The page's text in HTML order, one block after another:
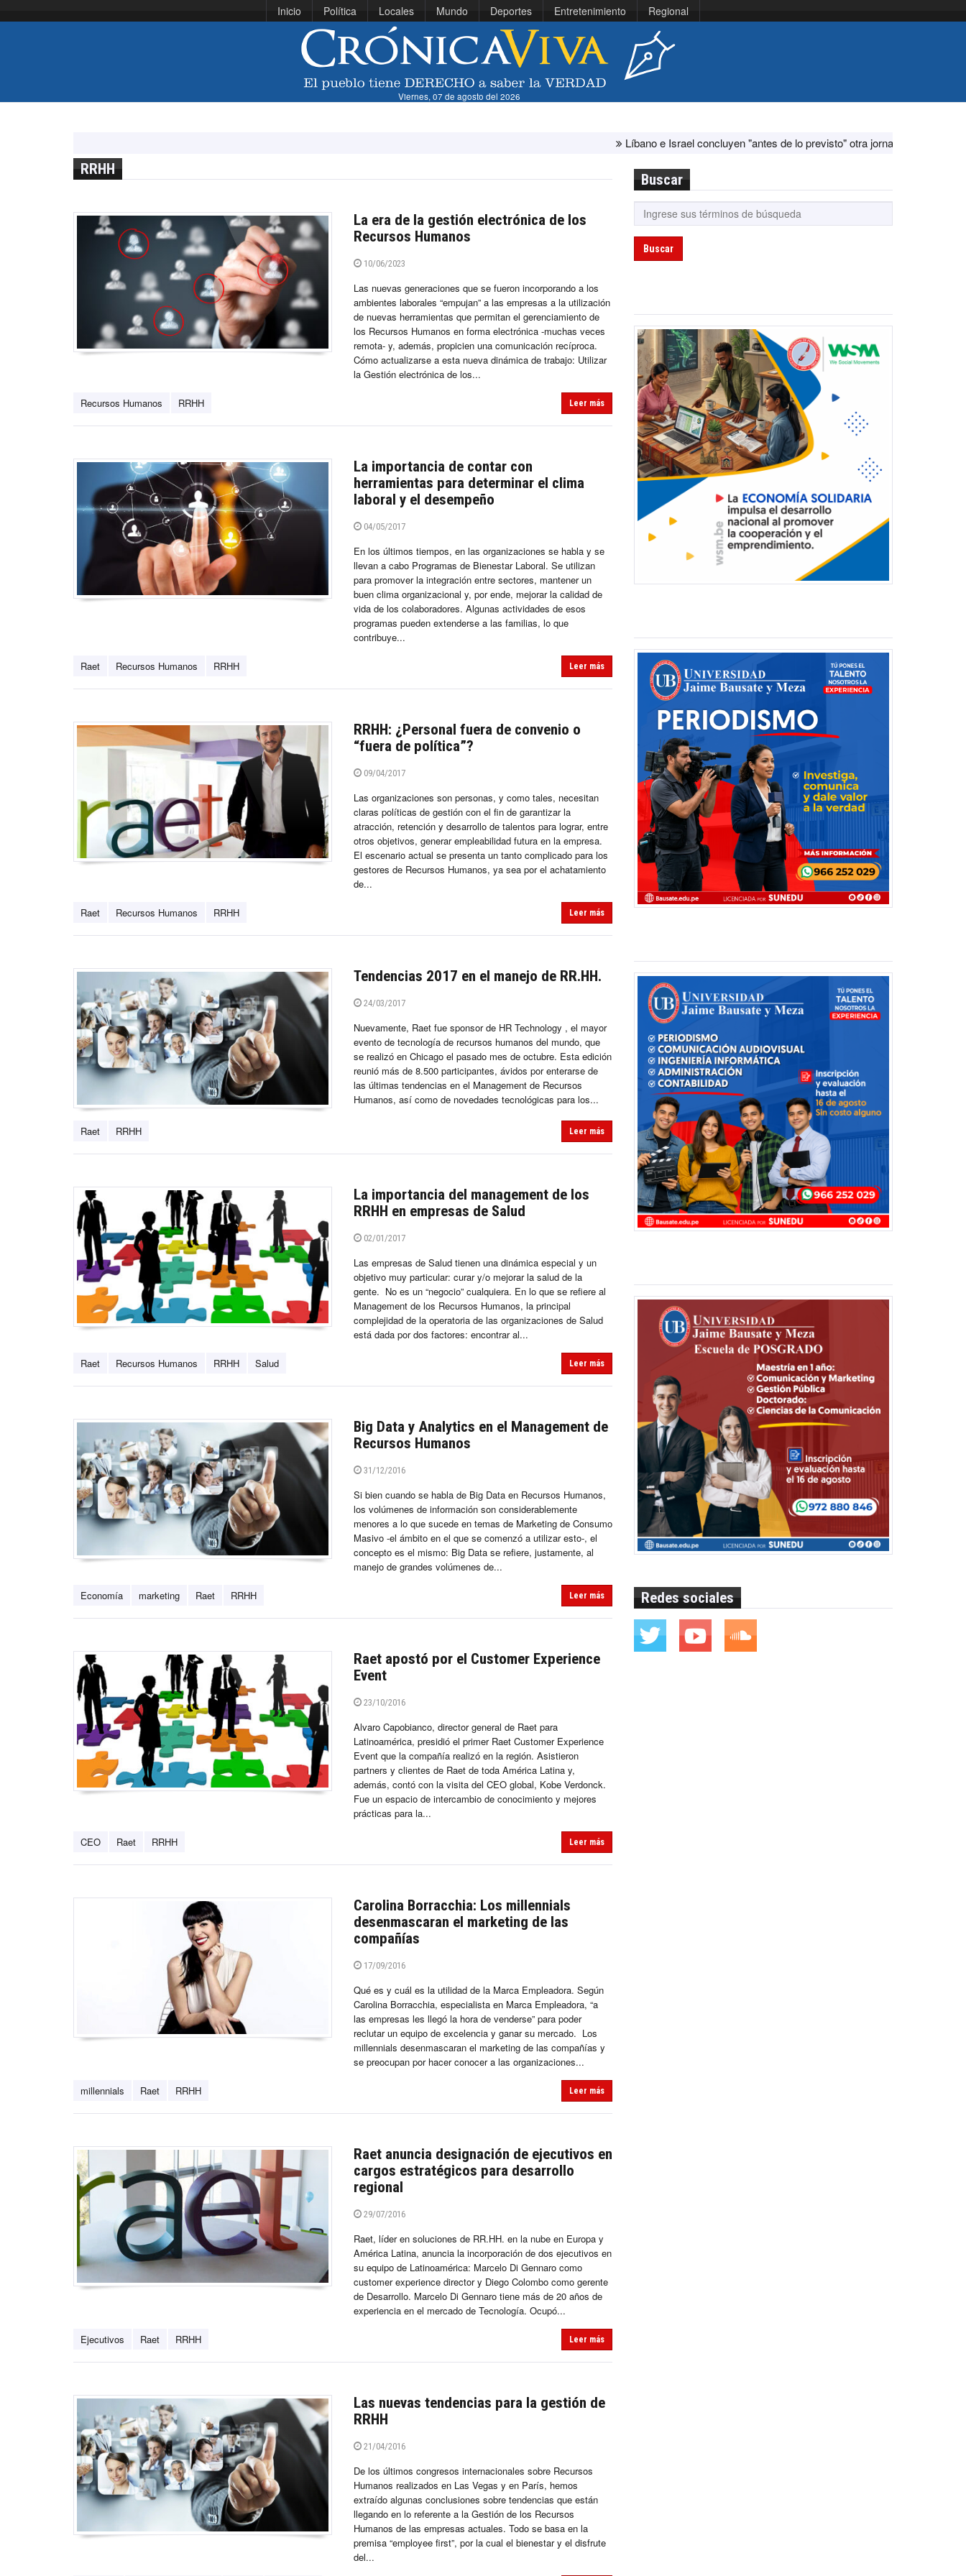
Inicio Política Locales Mundo Deportes Entretenimiento Regional
Viernes, 07 de agosto del 2026
Líbano e Israel concluyen "antes de lo previsto" otra jornada de diálogo por
RRHH
La era de la gestión electrónica de los
Recursos Humanos
10/06/2023
Las nuevas generaciones que se fueron incorporando a los
ambientes laborales “empujan” a las empresas a la utilización
de nuevas herramientas que permitan el gerenciamiento de
los Recursos Humanos en forma electrónica -muchas veces
remota- y, además, propicien una comunicación recíproca.
Cómo actualizarse a esta nueva dinámica de trabajo: Utilizar
la Gestión electrónica de los...
Recursos Humanos RRHH Leer más
La importancia de contar con
herramientas para determinar el clima
laboral y el desempeño
04/05/2017
En los últimos tiempos, en las organizaciones se habla y se
llevan a cabo Programas de Bienestar Laboral. Se utilizan
para promover la integración entre sectores, mantener un
buen clima organizacional y, por ende, mejorar la calidad de
vida de los colaboradores. Algunas actividades de esos
programas pueden extenderse a las familias, lo que
contribuye...
Raet Recursos Humanos RRHH Leer más
RRHH: ¿Personal fuera de convenio o
“fuera de política”?
09/04/2017
Las organizaciones son personas, y como tales, necesitan
claras políticas de gestión con el fin de garantizar la
atracción, retención y desarrollo de talentos para lograr, entre
otros objetivos, generar empleabilidad futura en la empresa.
El escenario actual se presenta un tanto complicado para los
gestores de Recursos Humanos, ya sea por el achatamiento
de...
Raet Recursos Humanos RRHH Leer más
Tendencias 2017 en el manejo de RR.HH.
24/03/2017
Nuevamente, Raet fue sponsor de HR Technology , el mayor
evento de tecnología de recursos humanos del mundo, que
se realizó en Chicago el pasado mes de octubre. Esta edición
reunió más de 8.500 participantes, ávidos por enterarse de
las últimas tendencias en el Management de Recursos
Humanos, así como de novedades tecnológicas para los...
Raet RRHH Leer más
La importancia del management de los
RRHH en empresas de Salud
02/01/2017
Las empresas de Salud tienen una dinámica especial y un
objetivo muy particular: curar y/o mejorar la salud de la
gente. No es un “negocio” cualquiera. En lo que se refiere al
Management de los Recursos Humanos, la principal
complejidad de la operatoria de las organizaciones de Salud
está dada por dos factores: encontrar al...
Raet Recursos Humanos RRHH Salud Leer más
Big Data y Analytics en el Management de
Recursos Humanos
31/12/2016
Si bien cuando se habla de Big Data en Recursos Humanos,
los volúmenes de información son considerablemente
menores a lo que sucede en temas de Marketing de Consumo
Masivo -el ámbito en el que se comenzó a utilizar esto-, el
concepto es el mismo: Big Data se refiere, justamente, al
manejo de grandes volúmenes de...
Economía marketing Raet RRHH Leer más
Raet apostó por el Customer Experience
Event
23/10/2016
Alvaro Capobianco, director general de Raet para
Latinoamérica, presidió el primer Raet Customer Experience
Event que la compañía realizó en la región. Asistieron
partners y clientes de Raet de toda América Latina y,
además, contó con la visita del CEO global, Kobe Verdonck.
Fue un espacio de intercambio de conocimiento y mejores
prácticas para la...
CEO Raet RRHH Leer más
Carolina Borracchia: Los millennials
desenmascaran el marketing de las
compañías
17/09/2016
Qué es y cuál es la utilidad de la Marca Empleadora. Según
Carolina Borracchia, especialista en Marca Empleadora, “a
las empresas les llegó la hora de venderse” para poder
reclutar un equipo de excelencia y ganar su mercado. Los
millennials desenmascaran el marketing de las compañías y
se preocupan por hacer conocer a las organizaciones...
millennials Raet RRHH Leer más
Raet anuncia designación de ejecutivos en
cargos estratégicos para desarrollo
regional
29/07/2016
Raet, líder en soluciones de RR.HH. en la nube en Europa y
América Latina, anuncia la incorporación de dos ejecutivos en
su equipo de Latinoamérica: Marcelo Di Gennaro como
customer experience director y Diego Colombo como gerente
de Desarrollo. Marcelo Di Gennaro tiene más de 20 años de
experiencia en el mercado de Tecnología. Ocupó...
Ejecutivos Raet RRHH Leer más
Las nuevas tendencias para la gestión de
RRHH
21/04/2016
De los últimos congresos internacionales sobre Recursos
Humanos realizados en Las Vegas y en París, hemos
extraído algunas conclusiones sobre tendencias que están
llegando en lo referente a la Gestión de los Recursos
Humanos de las empresas actuales. Todo se basa en la
premisa “employee first”, por la cual el bienestar y el disfrute
del...
Buscar
Buscar
Redes sociales